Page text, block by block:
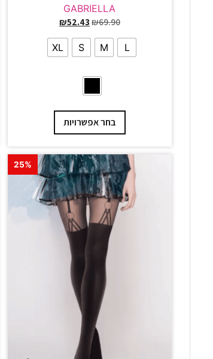
GABRIELLA
₪69.90
₪52.43
L
M
S
XL
בחר אפשרויות
25%